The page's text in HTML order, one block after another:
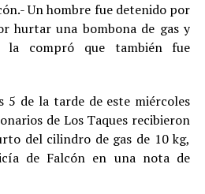
Un hombre fue detenido por
hurtar una bombona de gas y
la compró que también fue
5 de la tarde de este miércoles
de Los Taques recibieron
del cilindro de gas de 10 kg,
de Falcón en una nota de